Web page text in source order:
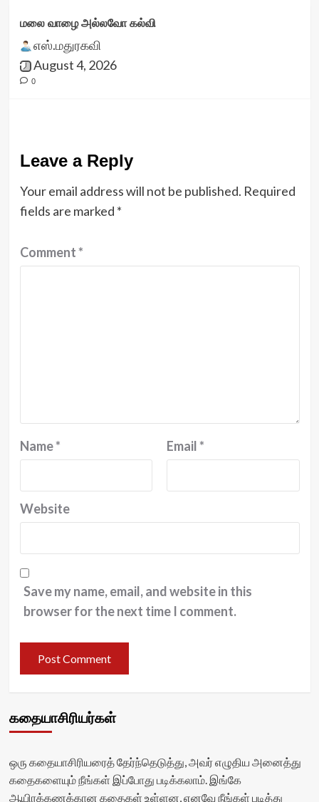
மலை வாழை அல்லவோ கல்வி
எஸ்.மதுரகவி
August 4, 2026
0
Leave a Reply
Your email address will not be published. Required
fields are marked *
Comment*
Name* Email*
Website
Save my name, email, and website in this
browser for the next time I comment.
கதையாசிரியர்கள்
ஒரு கதையாசிரியரைத் தேர்ந்தெடுத்து, அவர் எழுதிய அனைத்து
கதைகளையும் நீங்கள் இப்போது படிக்கலாம். இங்கே
ஆயிரக்கணக்கான கதைகள் உள்ளன, எனவே நீங்கள் படித்து